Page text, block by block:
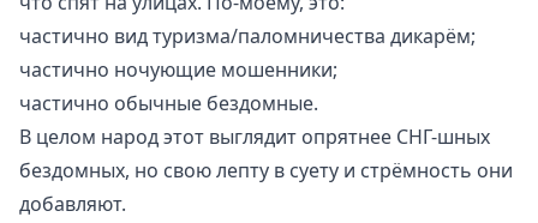
частично вид туризма/паломничества дикарём;
частично ночующие мошенники;
частично обычные бездомные.
В целом народ этот выглядит опрятнее СНГ-шных
бездомных, но свою лепту в суету и стрёмность они
добавляют.